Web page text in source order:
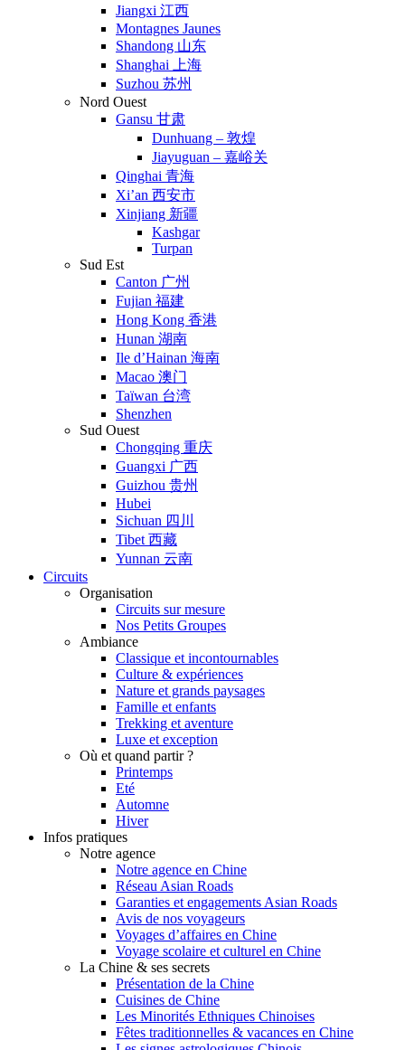
Jiangxi 江西
Montagnes Jaunes
Shandong 山东
Shanghai 上海
Suzhou 苏州
Nord Ouest
Gansu 甘肃
Dunhuang – 敦煌
Jiayuguan – 嘉峪关
Qinghai 青海
Xi’an 西安市
Xinjiang 新疆
Kashgar
Turpan
Sud Est
Canton 广州
Fujian 福建
Hong Kong 香港
Hunan 湖南
Ile d’Hainan 海南
Macao 澳门
Taïwan 台湾
Shenzhen
Sud Ouest
Chongqing 重庆
Guangxi 广西
Guizhou 贵州
Hubei
Sichuan 四川
Tibet 西藏
Yunnan 云南
Circuits
Organisation
Circuits sur mesure
Nos Petits Groupes
Ambiance
Classique et incontournables
Culture & expériences
Nature et grands paysages
Famille et enfants
Trekking et aventure
Luxe et exception
Où et quand partir ?
Printemps
Eté
Automne
Hiver
Infos pratiques
Notre agence
Notre agence en Chine
Réseau Asian Roads
Garanties et engagements Asian Roads
Avis de nos voyageurs
Voyages d’affaires en Chine
Voyage scolaire et culturel en Chine
La Chine & ses secrets
Présentation de la Chine
Cuisines de Chine
Les Minorités Ethniques Chinoises
Fêtes traditionnelles & vacances en Chine